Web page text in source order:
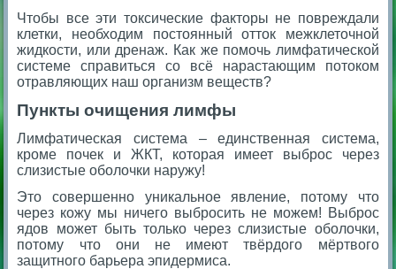
Чтобы все эти токсические факторы не повреждали
клетки, необходим постоянный отток межклеточной
жидкости, или дренаж. Как же помочь лимфатической
системе справиться со всё нарастающим потоком
отравляющих наш организм веществ?
Пункты очищения лимфы
Лимфатическая система – единственная система,
кроме почек и ЖКТ, которая имеет выброс через
слизистые оболочки наружу!
Это совершенно уникальное явление, потому что
через кожу мы ничего выбросить не можем! Выброс
ядов может быть только через слизистые оболочки,
потому что они не имеют твёрдого мёртвого
защитного барьера эпидермиса.